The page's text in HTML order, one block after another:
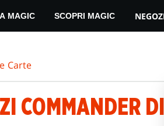
MAGIC SCOPRI MAGIC
Carte
COMMANDER